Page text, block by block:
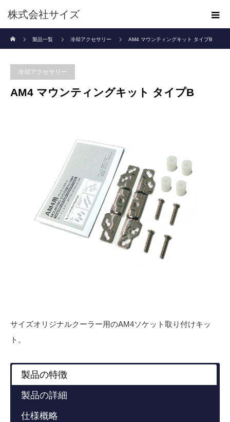
株式会社サイズ
製品一覧
冷却アクセサリー AM4 マウンティングキット タイプB
冷却アクセサリー
AM4 マウンティングキット タイプB
サイズオリジナルクーラー用のAM4ソケット取り付けキッ
ト。
製品の特徴
製品の詳細
仕様概略